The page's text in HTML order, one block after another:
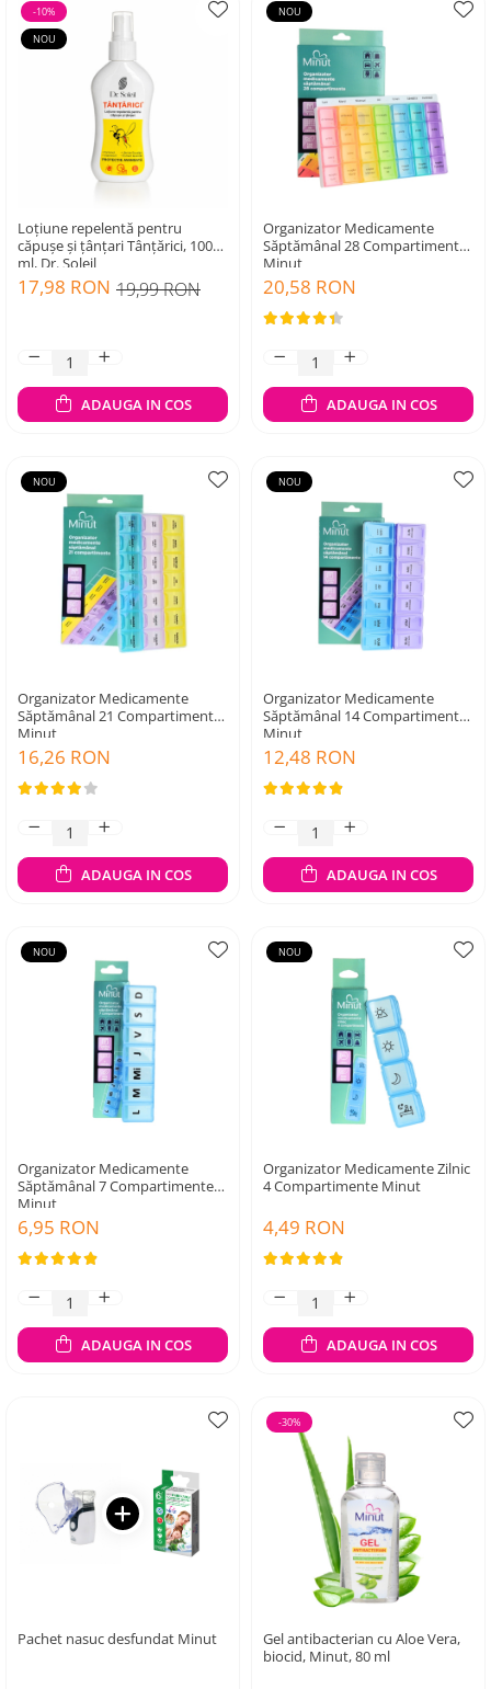
-10%
NOU
Loțiune repelentă pentru
căpușe și țânțari Tânțărici, 100
ml, Dr. Soleil
19,99 RON
17,98 RON
ADAUGA IN COS
NOU
Organizator Medicamente
Săptămânal 28 Compartimente
Minut
20,58 RON
ADAUGA IN COS
NOU
Organizator Medicamente
Săptămânal 21 Compartimente
Minut
16,26 RON
ADAUGA IN COS
NOU
Organizator Medicamente
Săptămânal 14 Compartimente
Minut
12,48 RON
ADAUGA IN COS
NOU
Organizator Medicamente
Săptămânal 7 Compartimente
Minut
6,95 RON
ADAUGA IN COS
NOU
Organizator Medicamente Zilnic
4 Compartimente Minut
4,49 RON
ADAUGA IN COS
Pachet nasuc desfundat Minut
-30%
Gel antibacterian cu Aloe Vera,
biocid, Minut, 80 ml